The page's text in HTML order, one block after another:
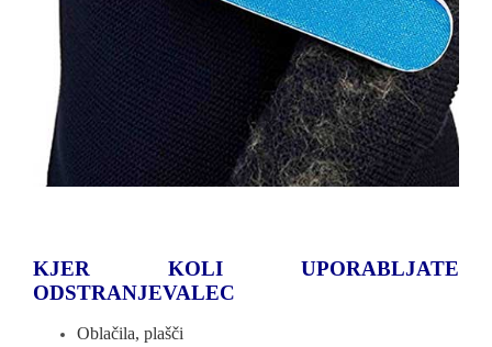
KJER KOLI UPORABLJATE
ODSTRANJEVALEC
Oblačila, plašči